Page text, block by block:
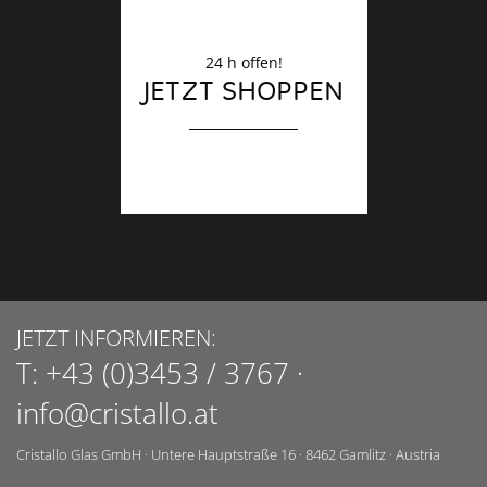
24 h offen!
JETZT SHOPPEN
JETZT INFORMIEREN:
T: +43 (0)3453 / 3767 ·
info@cristallo.at
Cristallo Glas GmbH · Untere Hauptstraße 16 · 8462Gamlitz · Austria